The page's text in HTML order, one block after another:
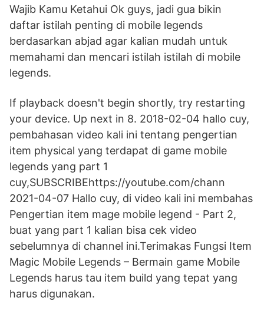
Wajib Kamu Ketahui Ok guys, jadi gua bikin
daftar istilah penting di mobile legends
berdasarkan abjad agar kalian mudah untuk
memahami dan mencari istilah istilah di mobile
legends.
If playback doesn't begin shortly, try restarting
your device. Up next in 8. 2018-02-04 hallo cuy,
pembahasan video kali ini tentang pengertian
item physical yang terdapat di game mobile
legends yang part 1
cuy,SUBSCRIBEhttps://youtube.com/chann
2021-04-07 Hallo cuy, di video kali ini membahas
Pengertian item mage mobile legend - Part 2,
buat yang part 1 kalian bisa cek video
sebelumnya di channel ini.Terimakas Fungsi Item
Magic Mobile Legends – Bermain game Mobile
Legends harus tau item build yang tepat yang
harus digunakan.